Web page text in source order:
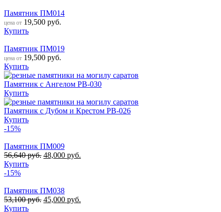
Памятник ПМ014
цена от 19,500 руб.
Купить
Памятник ПМ019
цена от 19,500 руб.
Купить
Памятник с Ангелом РВ-030
Купить
Памятник с Дубом и Крестом РВ-026
Купить
-15%
Памятник ПМ009
56,640руб. 48,000 руб.
Купить
-15%
Памятник ПМ038
53,100руб. 45,000 руб.
Купить